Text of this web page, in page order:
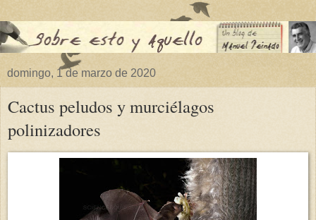
domingo, 1 de marzo de 2020
Cactus peludos y murciélagos
polinizadores